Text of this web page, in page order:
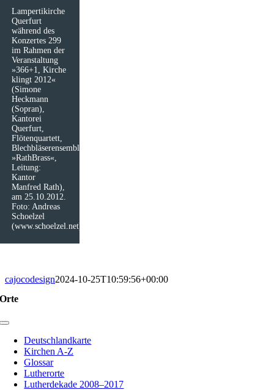
Lampertikirche
Querfurt
während des
Konzertes 299
im Rahmen der
Veranstaltung
»366+1, Kirche
klingt 2012«
(Simone
Heckmann
(Sopran),
Kantorei
Querfurt,
Flötenquartett,
Blechbläserensemble
»RathBrass«,
Leitung:
Kantor
Manfred Rath),
am 25.10.2012.
Foto: Andreas
Schoelzel
(www.schoelzel.net)
cajocodesign2024-10-25T10:59:56+00:00
Orte
Toggle
NavigationDeutschlandkarte
Kirchen A-Z
Glossar
Lutherorte
Lutherdekade 2008–2017